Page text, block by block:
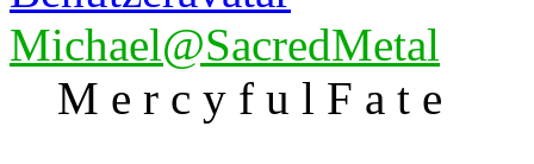
Michael@SacredMetal
M e r c y f u l F a t e